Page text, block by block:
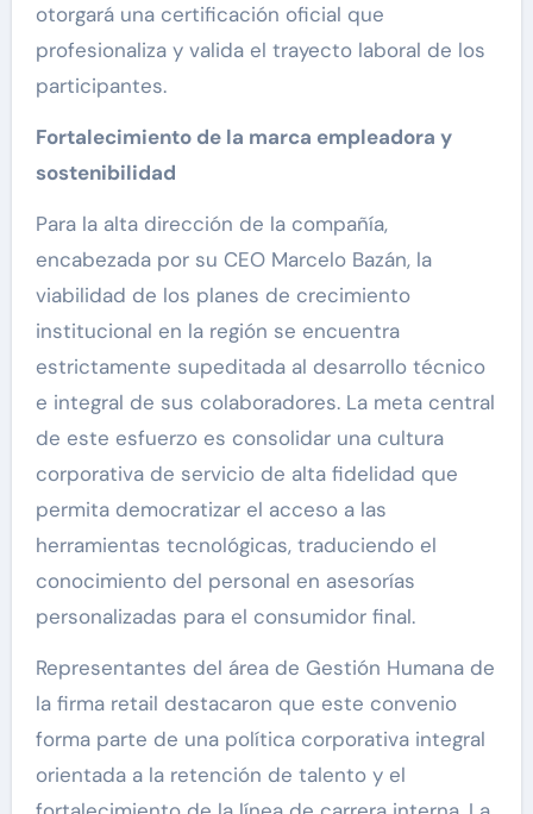
otorgará una certificación oficial que
profesionaliza y valida el trayecto laboral de los
participantes.
Fortalecimiento de la marca empleadora y
sostenibilidad
Para la alta dirección de la compañía,
encabezada por su CEO Marcelo Bazán, la
viabilidad de los planes de crecimiento
institucional en la región se encuentra
estrictamente supeditada al desarrollo técnico
e integral de sus colaboradores. La meta central
de este esfuerzo es consolidar una cultura
corporativa de servicio de alta fidelidad que
permita democratizar el acceso a las
herramientas tecnológicas, traduciendo el
conocimiento del personal en asesorías
personalizadas para el consumidor final.
Representantes del área de Gestión Humana de
la firma retail destacaron que este convenio
forma parte de una política corporativa integral
orientada a la retención de talento y el